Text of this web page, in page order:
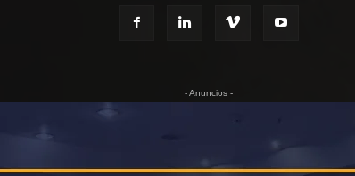
- Anuncios -